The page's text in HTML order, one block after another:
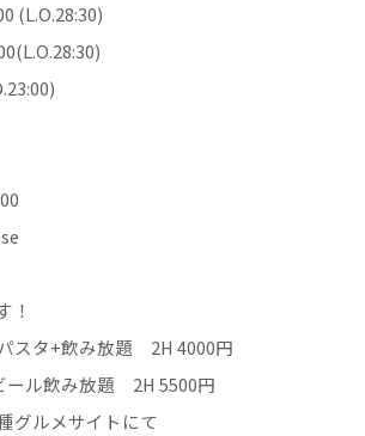
(L.O.28:30)
！
スタ+飲み放題 2H 4000円
ール飲み放題 2H 5500円
グルメサイトにて